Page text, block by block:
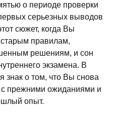
о периоде проверки
серьезных выводов
сюжет, когда Вы
правилам,
решениям, и сон
экзамена. В
знак о том, что Вы снова
с прежними ожиданиями и
опыт.